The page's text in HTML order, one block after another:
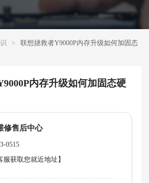
>
联想拯救者Y9000P内存升级如何加固态
内存升级如何加固态硬
修售后中心
0515
服获取您就近地址】